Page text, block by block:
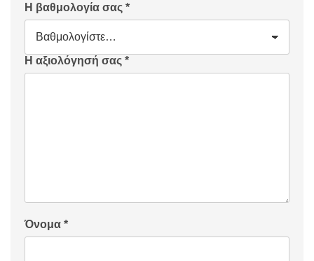
Η βαθμολογία σας *
Η αξιολόγησή σας *
Όνομα *